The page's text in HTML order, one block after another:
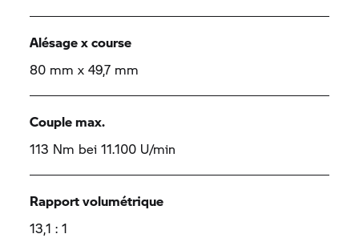
Alésage x course
80 mm x 49,7 mm
Couple max.
113 Nm bei 11.100 U/min
Rapport volumétrique
13,1 : 1